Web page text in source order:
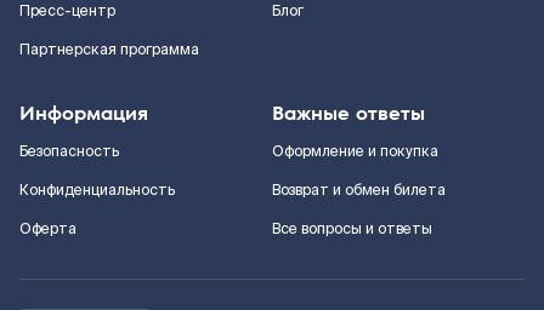
Пресс-центр
Партнерская программа
Блог
Информация
Безопасность
Конфиденциальность
Оферта
Важные ответы
Оформление и покупка
Возврат и обмен билета
Все вопросы и ответы